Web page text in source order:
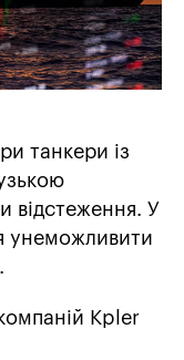
танкери із
відстеження. У
унеможливити
Kpler